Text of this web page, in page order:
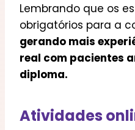
Lembrando que os
obrigatórios para a
gerando mais
real com pacientes
diploma.
Atividades